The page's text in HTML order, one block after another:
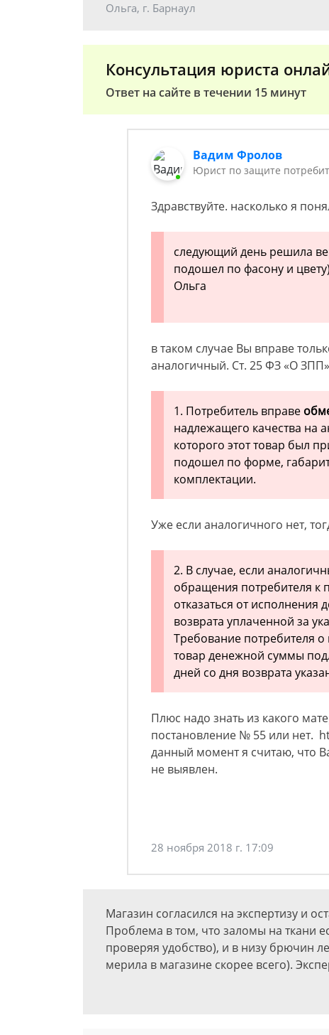
Ольга, г. Барнаул
Консультация юриста
Ответ на сайте в течении 15 минут
Вадим Фролов
Юрист по защите
Здравствуйте. насколько я
следующий день решила
подошел по фасону и
Ольга
в таком случае Вы вправе
аналогичный. Ст. 25 ФЗ «О ЗПП»
1. Потребитель вправе
надлежащего качества на
которого этот товар был
подошел по форме,
комплектации.
Уже если аналогичного нет,
2. В случае, если
обращения потребителя к
отказаться от исполнения
возврата уплаченной за
Требование потребителя
товар денежной суммы
дней со дня возврата
Плюс надо знать из какого
постановление № 55 или нет.
данный момент я считаю, что
не выявлен.
28 ноября 2018 г. 17:09
Магазин согласился на экспертизу и
Проблема в том, что заломы на ткани
проверяя удобство), и в низу брючин
мерила в магазине скорее всего).